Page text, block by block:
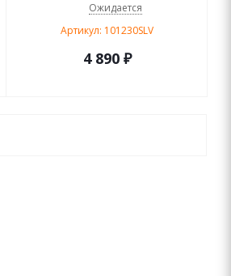
Ожидается
Артикул: 101230SLV
4 890₽